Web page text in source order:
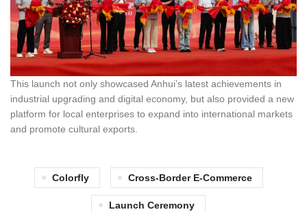
This launch not only showcased Anhui’s latest achievements in
industrial upgrading and digital economy, but also provided a new
platform for local enterprises to expand into international markets
and promote cultural exports.
Colorfly Cross-Border E-Commerce
Launch Ceremony